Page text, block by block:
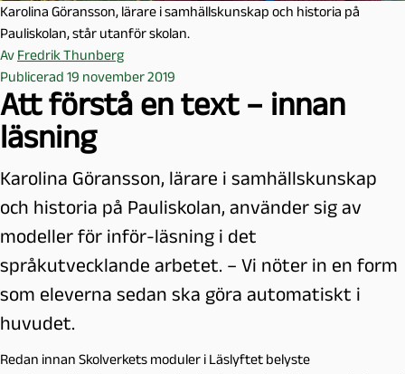
Karolina Göransson, lärare i samhällskunskap och historia på
Pauliskolan, står utanför skolan.
Av Fredrik Thunberg
Publicerad 19 november 2019
Att förstå en text – innan
läsning
Karolina Göransson, lärare i samhällskunskap
och historia på Pauliskolan, använder sig av
modeller för inför-läsning i det
språkutvecklande arbetet. – Vi nöter in en form
som eleverna sedan ska göra automatiskt i
huvudet.
Redan innan Skolverkets moduler i Läslyftet belyste